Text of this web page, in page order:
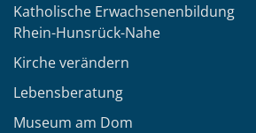
Katholische Erwachsenenbildung
Rhein-Hunsrück-Nahe
Kirche verändern
Lebensberatung
Museum am Dom